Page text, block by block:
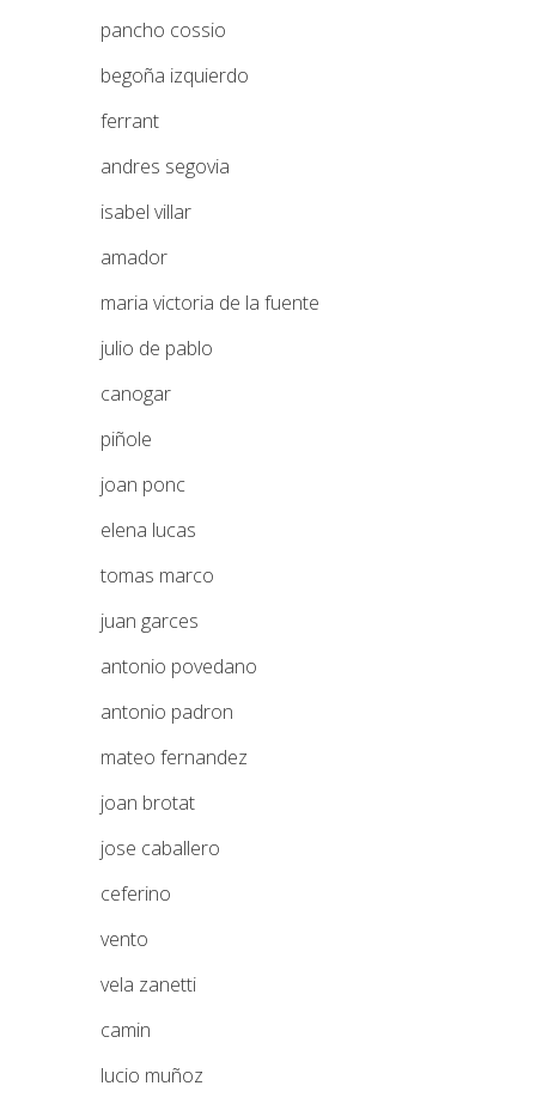
pancho cossio
begoña izquierdo
ferrant
andres segovia
isabel villar
amador
maria victoria de la fuente
julio de pablo
canogar
piñole
joan ponc
elena lucas
tomas marco
juan garces
antonio povedano
antonio padron
mateo fernandez
joan brotat
jose caballero
ceferino
vento
vela zanetti
camin
lucio muñoz